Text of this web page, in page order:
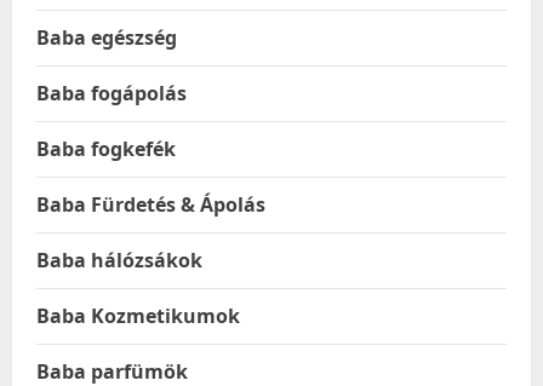
Baba egészség
Baba fogápolás
Baba fogkefék
Baba Fürdetés & Ápolás
Baba hálózsákok
Baba Kozmetikumok
Baba parfümök